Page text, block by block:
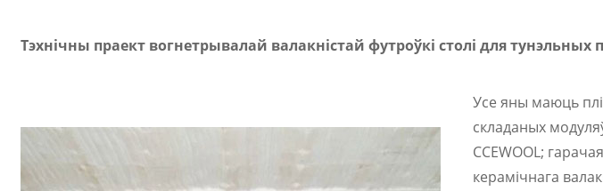
Тэхнічны праект вогнетрывалай валакністай футроўкі столі для тунэльных
Усе яны маюць
складаных
CCEWOOL;
керамічнага